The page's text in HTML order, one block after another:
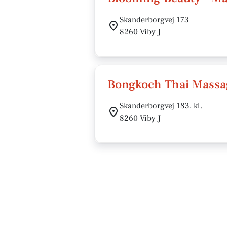
Skanderborgvej 173
8260 Viby J
Bongkoch Thai
Skanderborgvej 183, kl.
8260 Viby J